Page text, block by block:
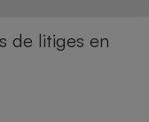
de litiges en